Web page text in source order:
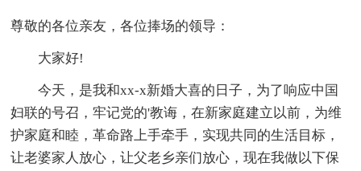
尊敬的各位亲友，各位捧场的领导：
大家好!
今天，是我和xx-x新婚大喜的日子，为了响应中国
妇联的号召，牢记党的'教诲，在新家庭建立以前，为维
护家庭和睦，革命路上手牵手，实现共同的生活目标，
让老婆家人放心，让父老乡亲们放心，现在我做以下保